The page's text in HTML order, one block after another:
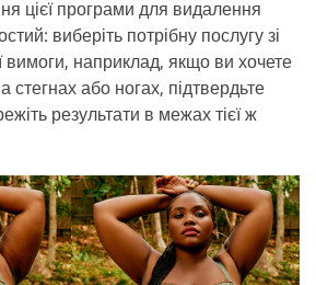
цієї програми для видалення
виберіть потрібну послугу зі
вимоги, наприклад, якщо ви хочете
стегнах або ногах, підтвердьте
результати в межах тієї ж